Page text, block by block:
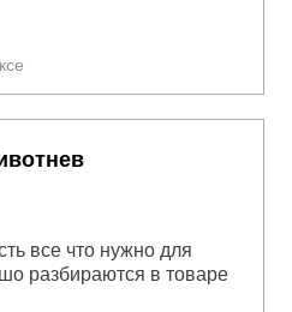
все что нужно для
разбираются в товаре